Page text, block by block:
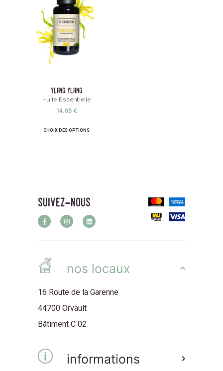
ylang ylang
Huile Essentielle
14.05 €
CHOIX DES OPTIONS
suivez-nous
nos locaux
16 Route de la Garenne
44700 Orvault
Bâtiment C 02
informations